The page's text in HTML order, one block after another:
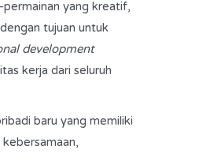
yang kreatif,
tujuan untuk
development
kerja dari seluruh
baru yang memiliki